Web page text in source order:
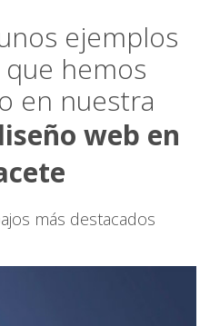
ejemplos
que hemos
en nuestra
web en
más destacados